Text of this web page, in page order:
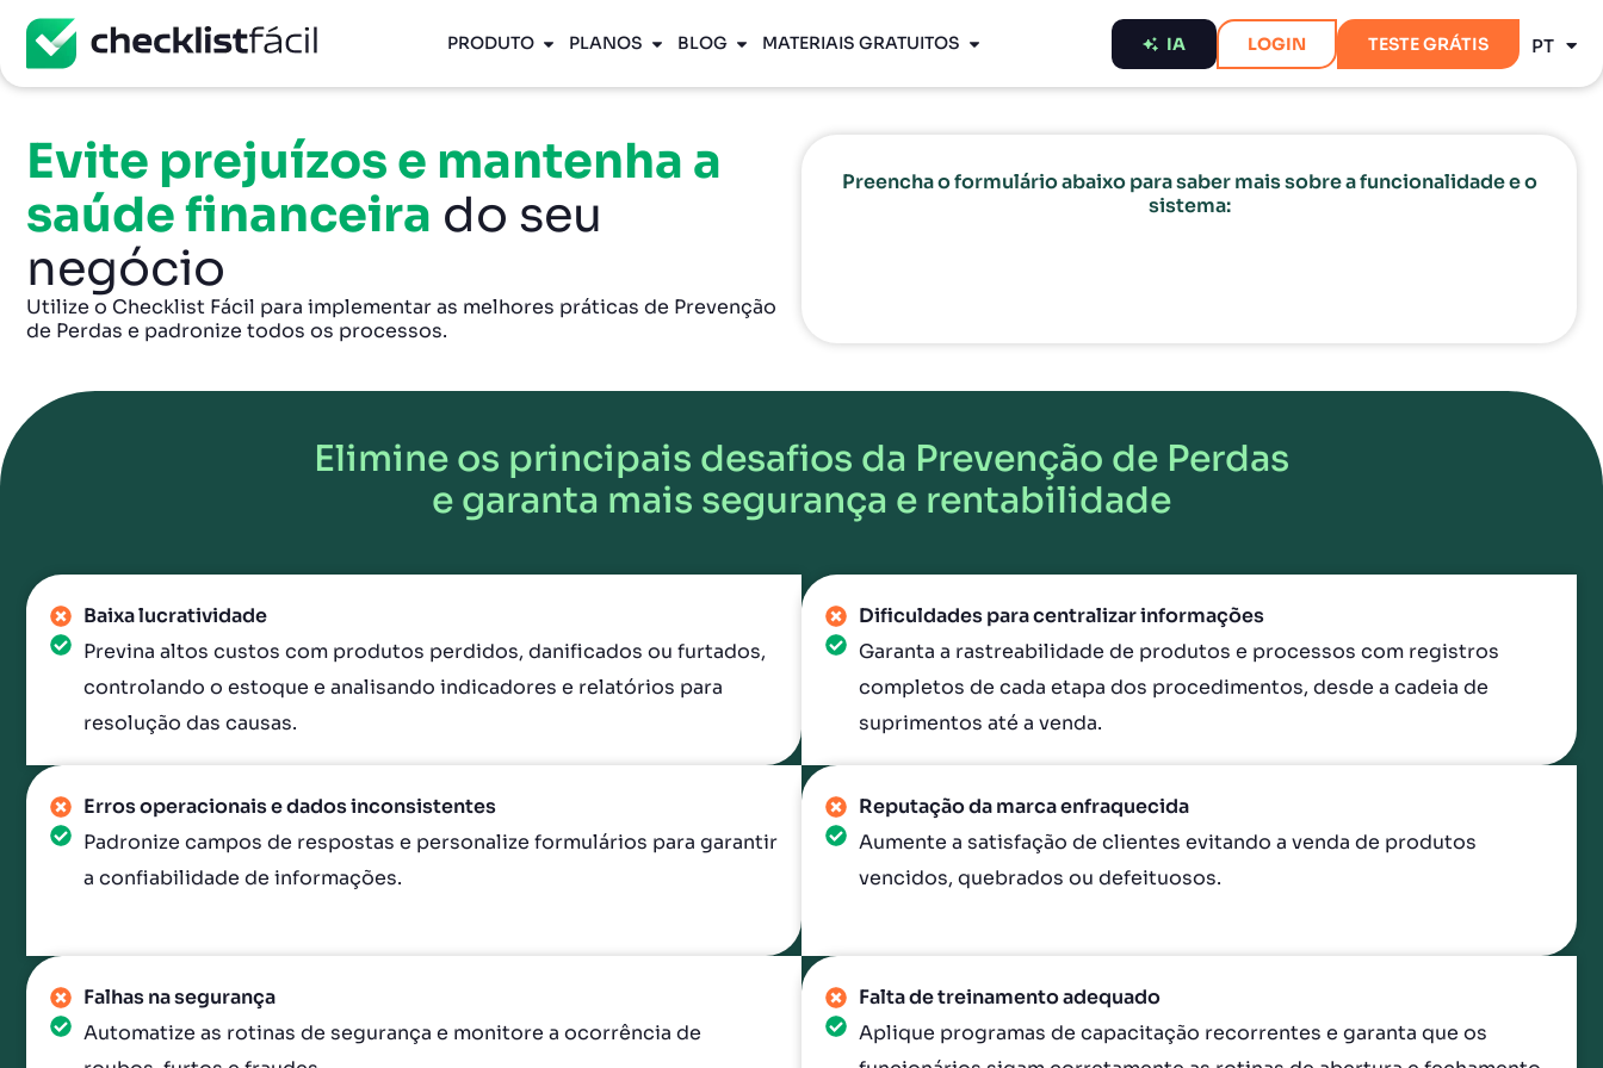
PRODUTO PLANOS BLOG MATERIAIS GRATUITOS IA LOGIN TESTE GRÁTIS PT
EN
Evite prejuízos e mantenha a
saúde financeira do seu
negócio
Utilize o Checklist Fácil para implementar as melhores práticas de Prevenção
de Perdas e padronize todos os processos.
Preencha o formulário abaixo para saber mais sobre a funcionalidade e o
sistema:
Elimine os principais desafios da Prevenção de Perdas
e garanta mais segurança e rentabilidade
Baixa lucratividade
Previna altos custos com produtos perdidos, danificados ou furtados,
controlando o estoque e analisando indicadores e relatórios para
resolução das causas.
Dificuldades para centralizar informações
Garanta a rastreabilidade de produtos e processos com registros
completos de cada etapa dos procedimentos, desde a cadeia de
suprimentos até a venda.
Erros operacionais e dados inconsistentes
Padronize campos de respostas e personalize formulários para garantir
a confiabilidade de informações.
Reputação da marca enfraquecida
Aumente a satisfação de clientes evitando a venda de produtos
vencidos, quebrados ou defeituosos.
Falhas na segurança
Automatize as rotinas de segurança e monitore a ocorrência de
Falta de treinamento adequado
Aplique programas de capacitação recorrentes e garanta que os